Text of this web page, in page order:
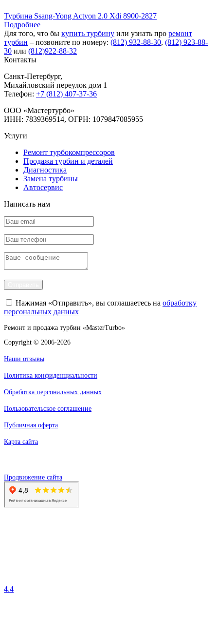
Турбина Ssang-Yong Actyon 2.0 Xdi 8900-2827
Подробнее
Для того, что бы купить турбину или узнать про ремонт
турбин – позвоните по номеру: (812) 932-88-30, (812) 923-88-
30 или (812)922-88-32
Контакты
Санкт-Петербург,
Михайловский переулок дом 1
Телефон: +7 (812) 407-37-36
OOO «Мастертурбо»
ИНН: 7839369514, ОГРН: 1079847085955
Услуги
Ремонт турбокомпрессоров
Продажа турбин и деталей
Диагностика
Замена турбины
Автосервис
Написать нам
Нажимая «Отправить», вы соглашаетесь на обработку
персональных данных
Ремонт и продажа турбин «MasterTurbo»
Copyright © 2006-2026
Наши отзывы
Политика конфиденциальности
Обработка персональных данных
Пользовательское соглашение
Публичная оферта
Карта сайта
Продвижение сайта
4.4